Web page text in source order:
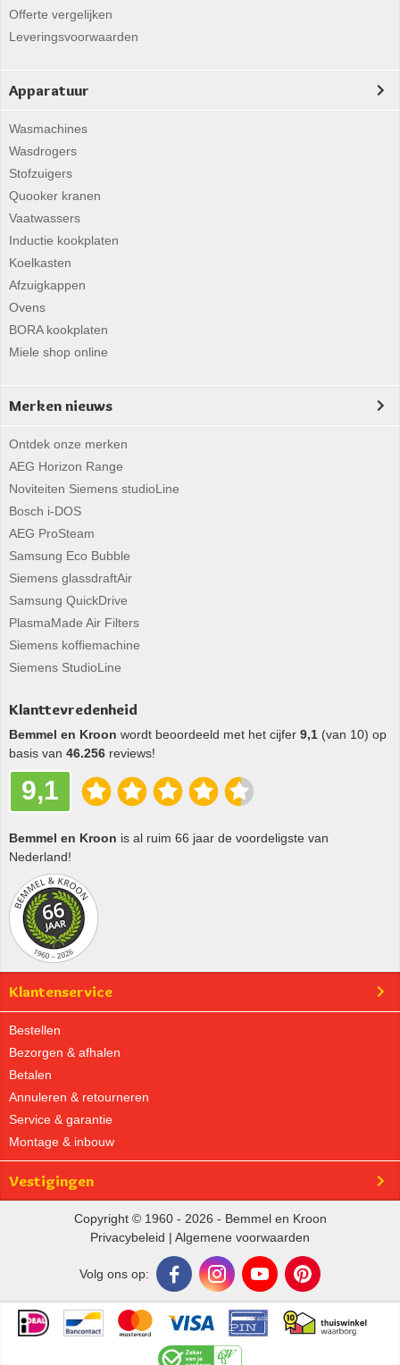
Offerte vergelijken
Leveringsvoorwaarden
Apparatuur
Wasmachines
Wasdrogers
Stofzuigers
Quooker kranen
Vaatwassers
Inductie kookplaten
Koelkasten
Afzuigkappen
Ovens
BORA kookplaten
Miele shop online
Merken nieuws
Ontdek onze merken
AEG Horizon Range
Noviteiten Siemens studioLine
Bosch i-DOS
AEG ProSteam
Samsung Eco Bubble
Siemens glassdraftAir
Samsung QuickDrive
PlasmaMade Air Filters
Siemens koffiemachine
Siemens StudioLine
Klanttevredenheid
Bemmel en Kroon wordt beoordeeld met het cijfer 9,1 (van 10) op
basis van 46.256 reviews!
9,1
Bemmel en Kroon is al ruim 66 jaar de voordeligste van
Nederland!
Klantenservice
Bestellen
Bezorgen & afhalen
Betalen
Annuleren & retourneren
Service & garantie
Montage & inbouw
Vestigingen
Copyright © 1960 - 2026 - Bemmel en Kroon
Privacybeleid | Algemene voorwaarden
Volg ons op: